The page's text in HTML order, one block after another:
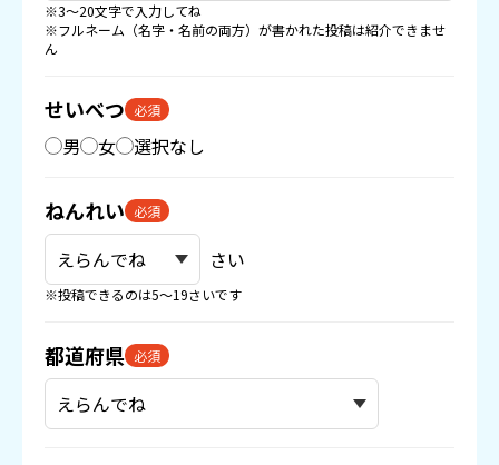
※3〜20文字で入力してね
※フルネーム（名字・名前の両方）が書かれた投稿は紹介できませ
ん
せいべつ 必須
男 女 選択なし
ねんれい 必須
さい
※投稿できるのは5〜19さいです
都道府県 必須